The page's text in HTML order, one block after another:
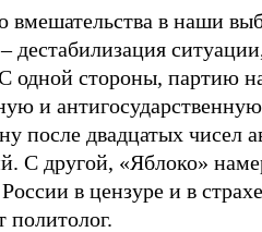
вмешательства в наши
дестабилизация
одной стороны, партию
и антигосударственную
после двадцатых чисел
С другой, «Яблоко»
в цензуре и в
политолог.